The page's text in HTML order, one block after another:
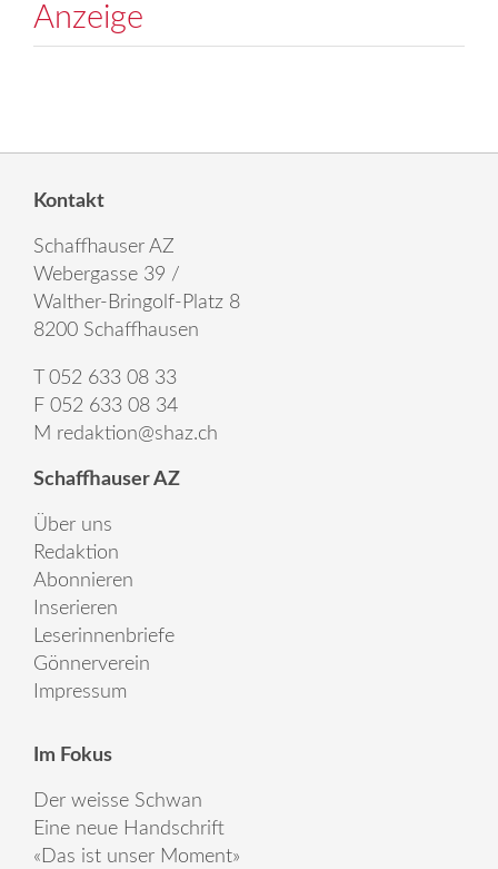
Anzeige
Kontakt
Schaffhauser AZ
Webergasse 39 /
Walther-Bringolf-Platz 8
8200 Schaffhausen
T 052 633 08 33
F 052 633 08 34
M redaktion@shaz.ch
Schaffhauser AZ
Über uns
Redaktion
Abonnieren
Inserieren
Leserinnenbriefe
Gönnerverein
Impressum
Im Fokus
Der weisse Schwan
Eine neue Handschrift
«Das ist unser Moment»